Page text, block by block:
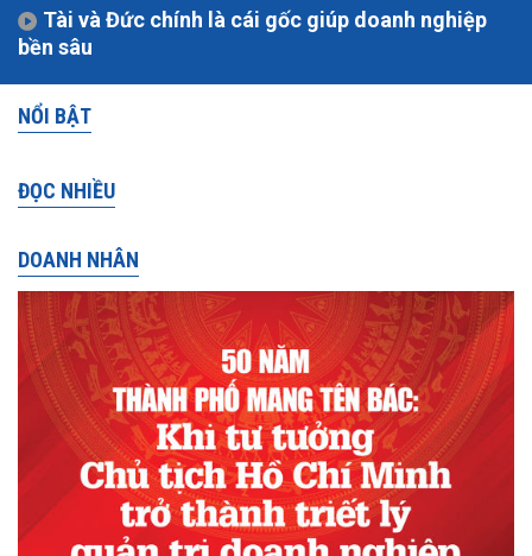
Tài và Đức chính là cái gốc giúp doanh nghiệp
bền sâu
NỔI BẬT
ĐỌC NHIỀU
DOANH NHÂN